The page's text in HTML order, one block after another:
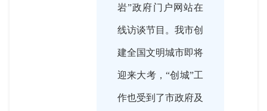
岩”政府门户网站在
线访谈节目。我市创
建全国文明城市即将
迎来大考，“创城”工
作也受到了市政府及